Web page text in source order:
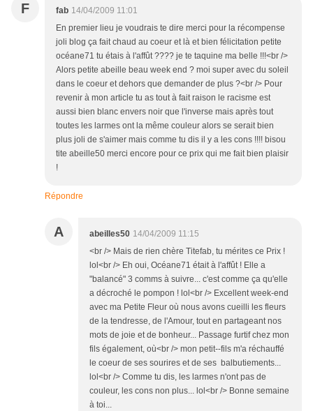
F fab 14/04/2009 11:01
En premier lieu je voudrais te dire merci pour la récompense
joli blog ça fait chaud au coeur et là et bien félicitation petite
océane71 tu étais à l'affût ???? je te taquine ma belle !!!<br />
Alors petite abeille beau week end ? moi super avec du soleil
dans le coeur et dehors que demander de plus ?<br /> Pour
revenir à mon article tu as tout à fait raison le racisme est
aussi bien blanc envers noir que l'inverse mais après tout
toutes les larmes ont la même couleur alors se serait bien
plus joli de s'aimer mais comme tu dis il y a les cons !!!! bisou
tite abeille50 merci encore pour ce prix qui me fait bien plaisir
!
Répondre
A abeilles50 14/04/2009 11:15
<br /> Mais de rien chère Titefab, tu mérites ce Prix !
lol<br /> Eh oui, Océane71 était à l'affût ! Elle a
"balancé" 3 comms à suivre... c'est comme ça qu'elle
a décroché le pompon ! lol<br /> Excellent week-end
avec ma Petite Fleur où nous avons cueilli les fleurs
de la tendresse, de l'Amour, tout en partageant nos
mots de joie et de bonheur... Passage furtif chez mon
fils également, où<br /> mon petit--fils m'a réchauffé
le coeur de ses sourires et de ses balbutiements...
lol<br /> Comme tu dis, les larmes n'ont pas de
couleur, les cons non plus... lol<br /> Bonne semaine
à toi...